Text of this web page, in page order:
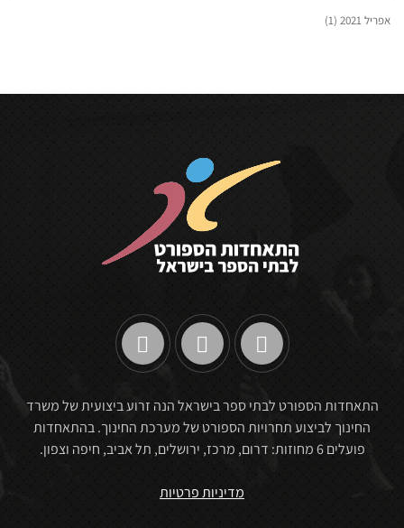
אפריל 2021 (1)
התאחדות הספורט לבתי ספר בישראל הנה זרוע ביצועית של משרד
החינוך לביצוע תחרויות הספורט של מערכת החינוך. בהתאחדות
פועלים 6 מחוזות: דרום, מרכז, ירושלים, תל אביב, חיפה וצפון.
מדיניות פרטיות